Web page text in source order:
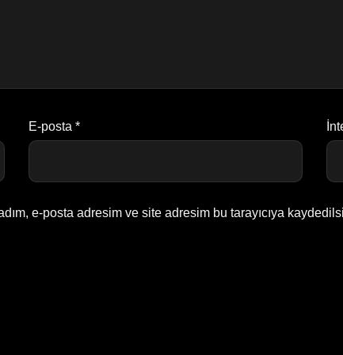
E-posta *
e-posta adresim ve site adresim bu tarayıcıya